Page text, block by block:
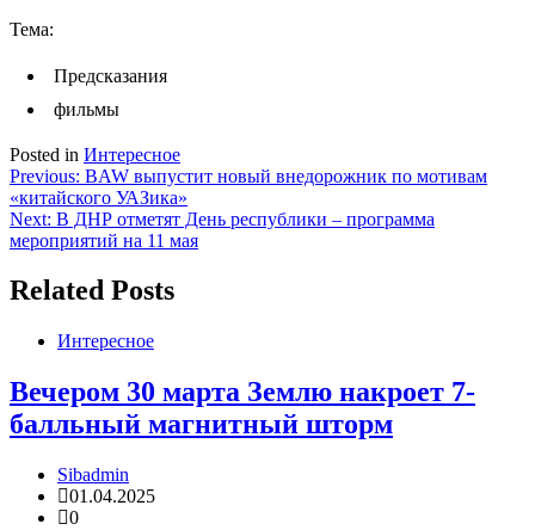
Тема:
Предсказания
фильмы
Posted in Интересное
Навигация
по
записям
Previous: BAW выпустит новый внедорожник по мотивам
«китайского УАЗика»
Next: В ДНР отметят День республики – программа
мероприятий на 11 мая
Related Posts
Интересное
Вечером 30 марта Землю накроет 7-
балльный магнитный шторм
Sibadmin
01.04.2025
0